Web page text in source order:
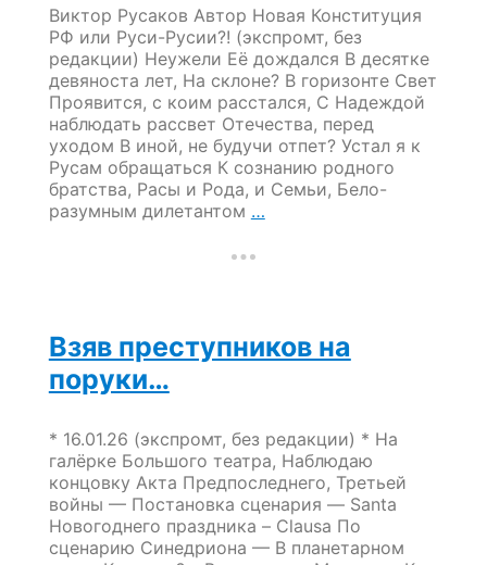
Виктор Русаков Автор Новая Конституция
РФ или Руси-Русии?! (экспромт, без
редакции) Неужели Её дождался В десятке
девяноста лет, На склоне? В горизонте Свет
Проявится, с коим расстался, С Надеждой
наблюдать рассвет Отечества, перед
уходом В иной, не будучи отпет? Устал я к
Русам обращаться К сознанию родного
братства, Расы и Рода, и Семьи, Бело-
разумным дилетантом …New
Взяв преступников на
поруки…
* 16.01.26 (экспромт, без редакции) * На
галёрке Большого театра, Наблюдаю
концовку Акта Предпоследнего, Третьей
войны — Постановка сценария — Santa
Новогоднего праздника – Clausa По
сценарию Синедриона — В планетарном